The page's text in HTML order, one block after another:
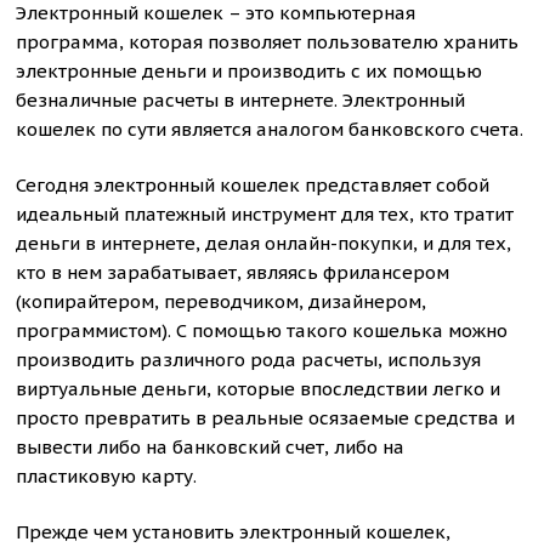
Электронный кошелек – это компьютерная
программа, которая позволяет пользователю хранить
электронные деньги и производить с их помощью
безналичные расчеты в интернете. Электронный
кошелек по сути является аналогом банковского счета.
Сегодня электронный кошелек представляет собой
идеальный платежный инструмент для тех, кто тратит
деньги в интернете, делая онлайн-покупки, и для тех,
кто в нем зарабатывает, являясь фрилансером
(копирайтером, переводчиком, дизайнером,
программистом). С помощью такого кошелька можно
производить различного рода расчеты, используя
виртуальные деньги, которые впоследствии легко и
просто превратить в реальные осязаемые средства и
вывести либо на банковский счет, либо на
пластиковую карту.
Прежде чем установить электронный кошелек,